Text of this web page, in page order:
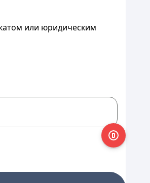
или юридическим